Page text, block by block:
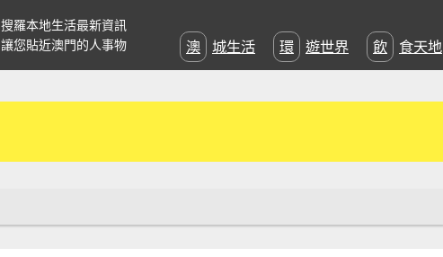
搜羅本地生活最新資訊
讓您貼近澳門的人事物
澳城生活 環遊世界 飲食天地